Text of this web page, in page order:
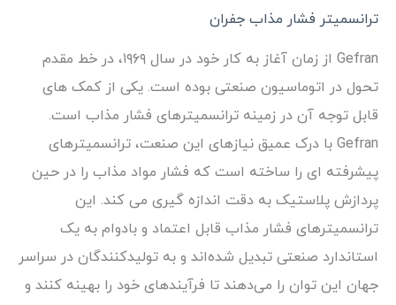
ترانسمیتر فشار مذاب جفران
Gefran از زمان آغاز به کار خود در سال ۱۹۶۹، در خط مقدم
تحول در اتوماسیون صنعتی بوده است. یکی از کمک های
قابل توجه آن در زمینه ترانسمیترهای فشار مذاب است.
Gefran با درک عمیق نیازهای این صنعت، ترانسمیترهای
پیشرفته ای را ساخته است که فشار مواد مذاب را در حین
پردازش پلاستیک به دقت اندازه گیری می کند. این
ترانسمیترهای فشار مذاب قابل اعتماد و بادوام به یک
استاندارد صنعتی تبدیل شده‌اند و به تولیدکنندگان در سراسر
جهان این توان را می‌دهند تا فرآیندهای خود را بهینه کنند و